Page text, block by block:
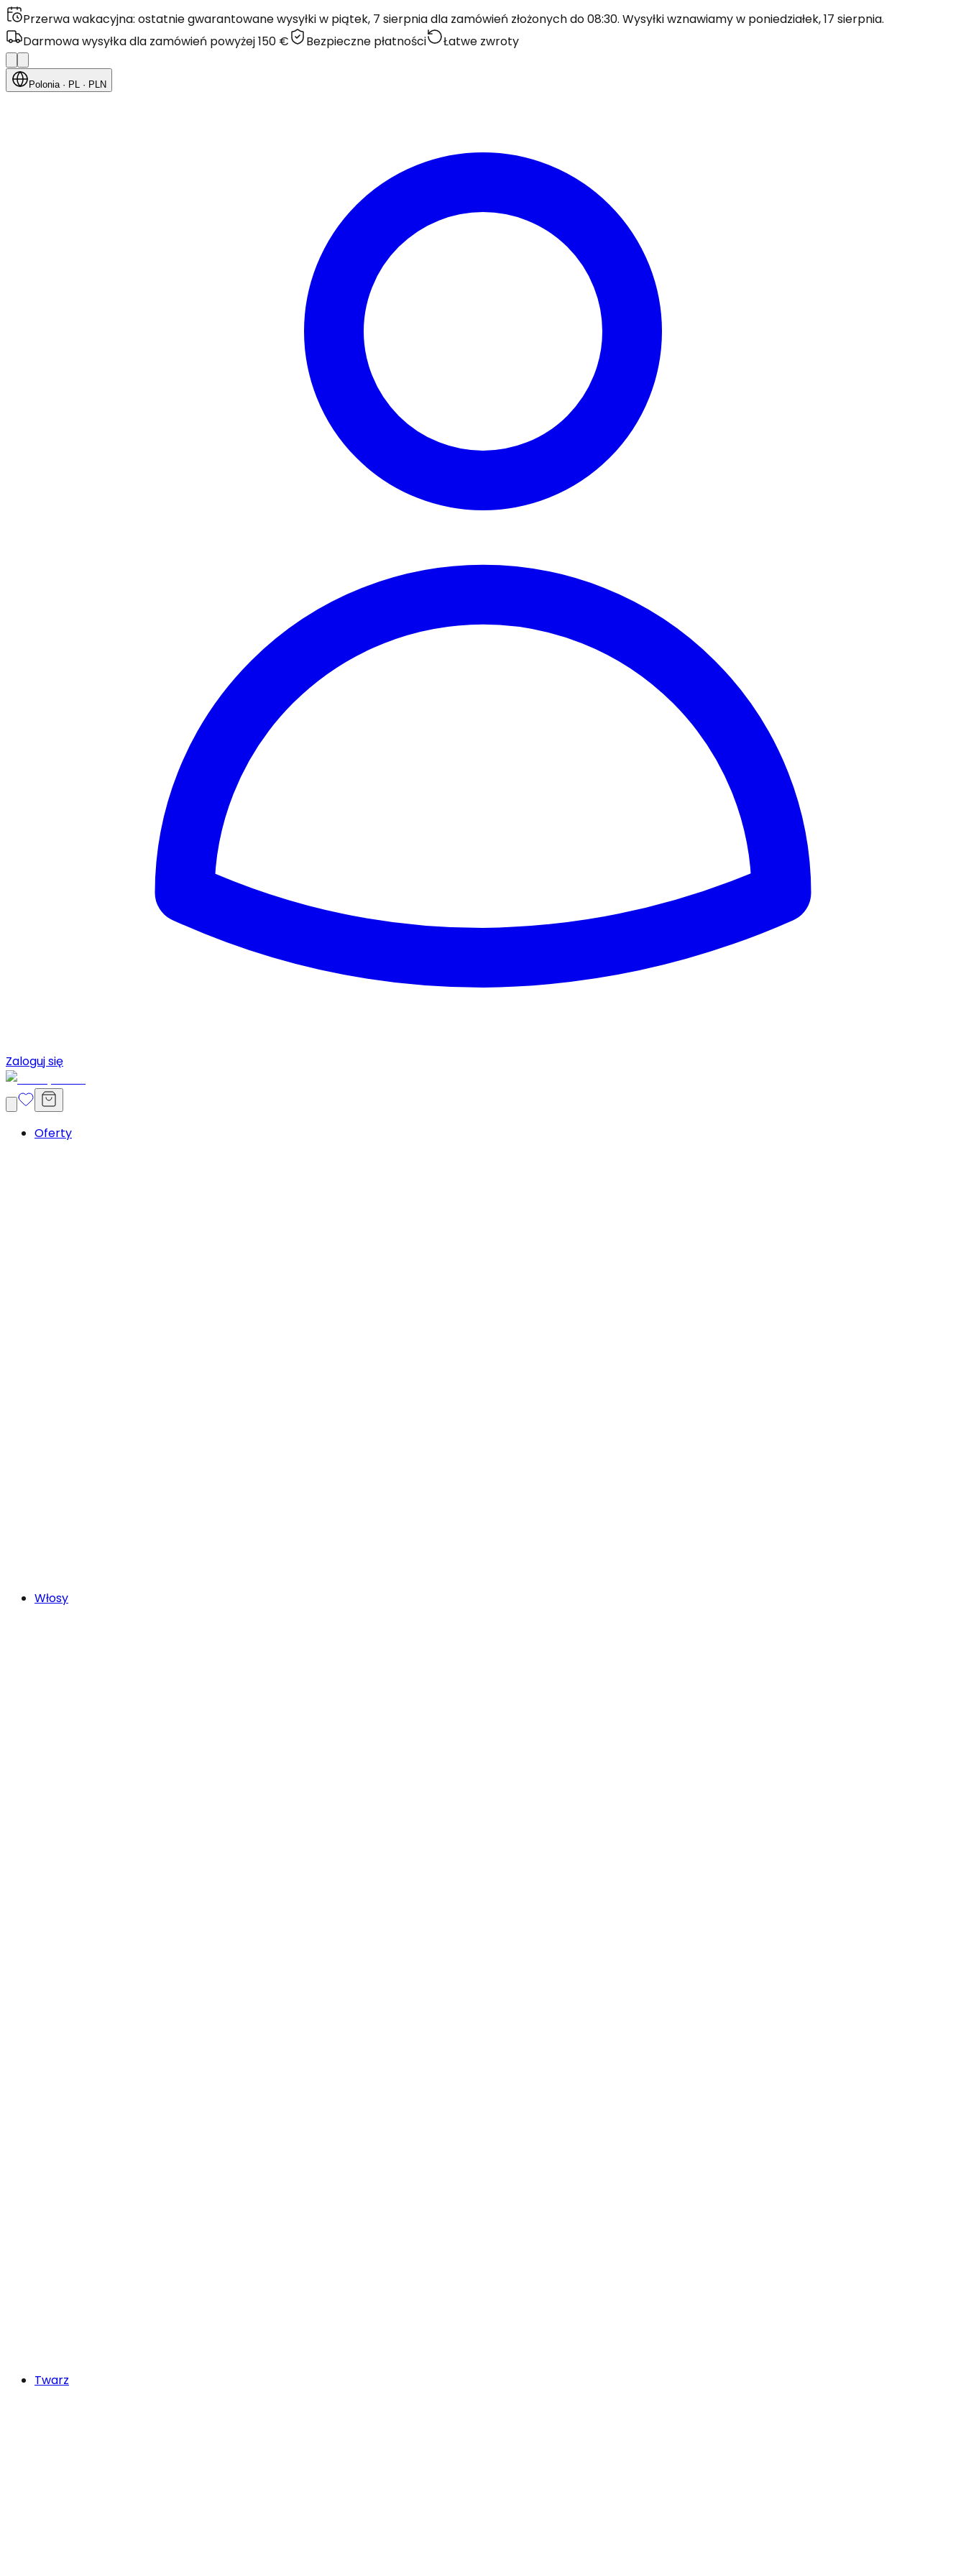
Przerwa wakacyjna: ostatnie gwarantowane wysyłki w piątek, 7 sierpnia dla zamówień złożonych do 08:30. Wysyłki wznawiamy w poniedziałek, 17 sierpnia.
Darmowa wysyłka dla zamówień powyżej 150 €
Bezpieczne płatności Łatwe zwroty
Polonia· PL · PLN
Zaloguj się
Oferty
Włosy
Twarz